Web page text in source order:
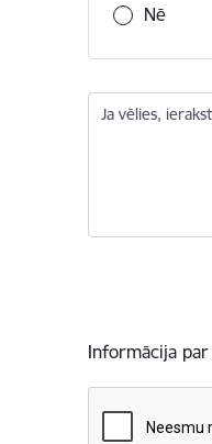
Nē
Ja vēlies,
Informācija